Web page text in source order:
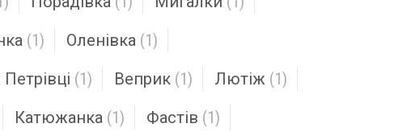
(1) Оленівка (1)
Петрівці (1) Веприк (1) Лютіж (1)
Катюжанка (1) Фастів (1)